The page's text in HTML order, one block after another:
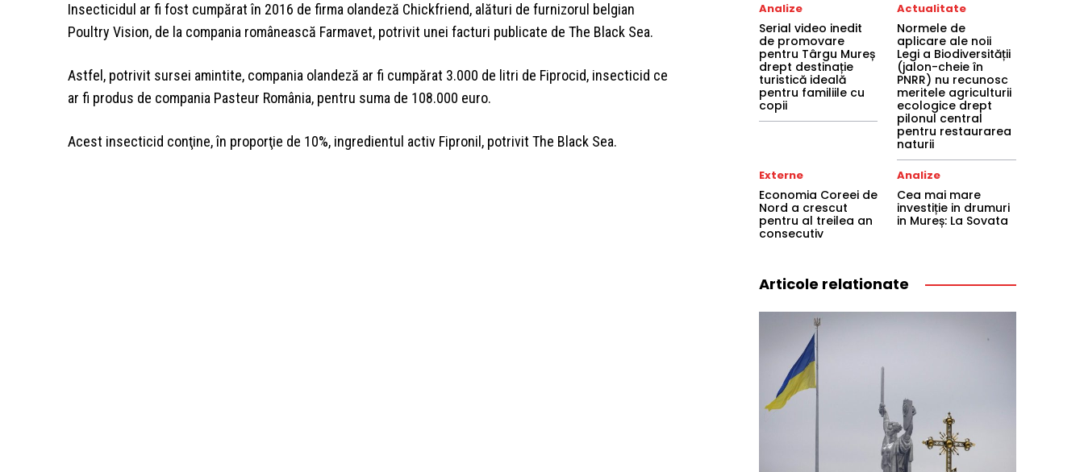
Insecticidul ar fi fost cumpărat în 2016 de firma olandeză Chickfriend, alături de furnizorul belgian
Poultry Vision, de la compania românească Farmavet, potrivit unei facturi publicate de The Black Sea.
Astfel, potrivit sursei amintite, compania olandeză ar fi cumpărat 3.000 de litri de Fiprocid, insecticid ce
ar fi produs de compania Pasteur România, pentru suma de 108.000 euro.
Acest insecticid conţine, în proporţie de 10%, ingredientul activ Fipronil, potrivit The Black Sea.
Analize
Serial video inedit
de promovare
pentru Târgu Mureș
drept destinație
turistică ideală
pentru familiile cu
copii
Actualitate
Normele de
aplicare ale noii
Legi a Biodiversității
(jalon-cheie în
PNRR) nu recunosc
meritele agriculturii
ecologice drept
pilonul central
pentru restaurarea
naturii
Externe
Economia Coreei de
Nord a crescut
pentru al treilea an
consecutiv
Analize
Cea mai mare
investiție in drumuri
in Mureș: La Sovata
Articole relationate